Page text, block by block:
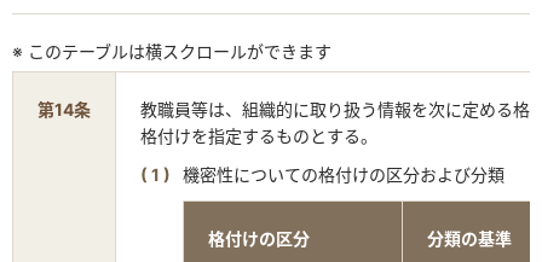
※ このテーブルは横スクロールができます
第14条
教職員等は、組織的に取り扱う情報を次に定める
格付けを指定するものとする。
機密性についての格付けの区分および分類
格付けの区分 分類の基準